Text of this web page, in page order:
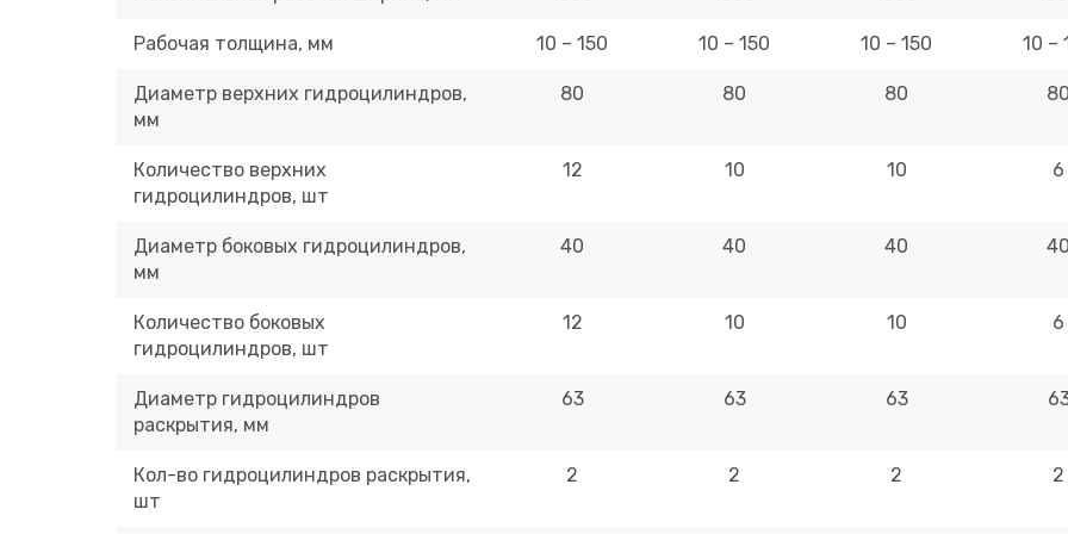
Рабочая толщина, мм 10 – 150 10 – 150 10 – 150 10 –
Диаметр верхних гидроцилиндров,
мм
80 80 80 80
Количество верхних
гидроцилиндров, шт
12 10 10 6
Диаметр боковых гидроцилиндров,
мм
40 40 40 40
Количество боковых
гидроцилиндров, шт
12 10 10 6
Диаметр гидроцилиндров
раскрытия, мм
63 63 63
Кол-во гидроцилиндров раскрытия,
шт
2 2 2 2